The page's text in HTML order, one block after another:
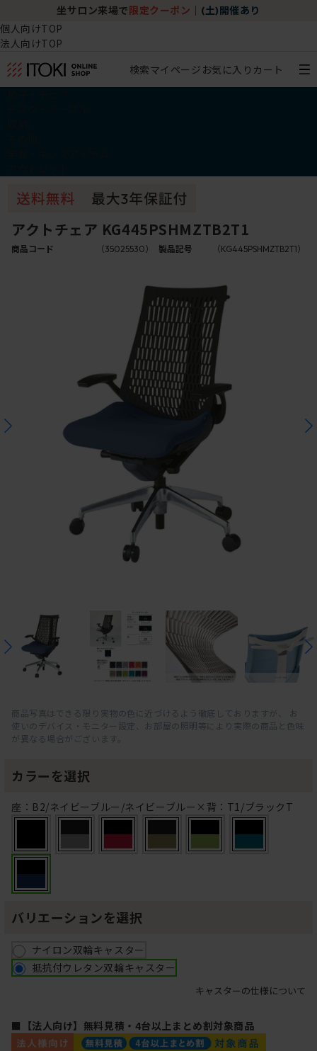
坐サロン来場で 限定クーポン (土)開催あり
個人向けTOP
法人向けTOP
検索マイページ お気に入り カート
アクトチェア KG445PSHMZTB2T1
商品コード （35025530） 製品記号 （KG445PSHMZTB2T1）
商品写真はできる限り実物の色に近づけるよう徹底しておりますが、 お
使いのデバイス・モニター設定、お部屋の照明等により実際の商品と色味
が異なる場合がございます。
カラーを選択
座：B2/ネイビーブルー/ネイビーブルー×背：T1/ブラックT
バリエーションを選択
ナイロン双輪キャスター
抵抗付ウレタン双輪キャスター
キャスターの仕様について
■【法人向け】無料見積・4台以上まとめ割対象商品